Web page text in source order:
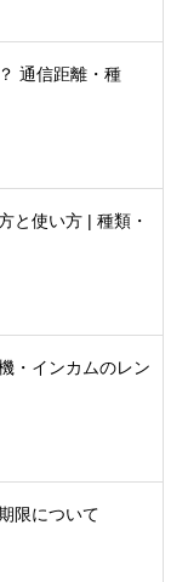
通信距離・種
と使い方 | 種類・
・インカムのレン
限について